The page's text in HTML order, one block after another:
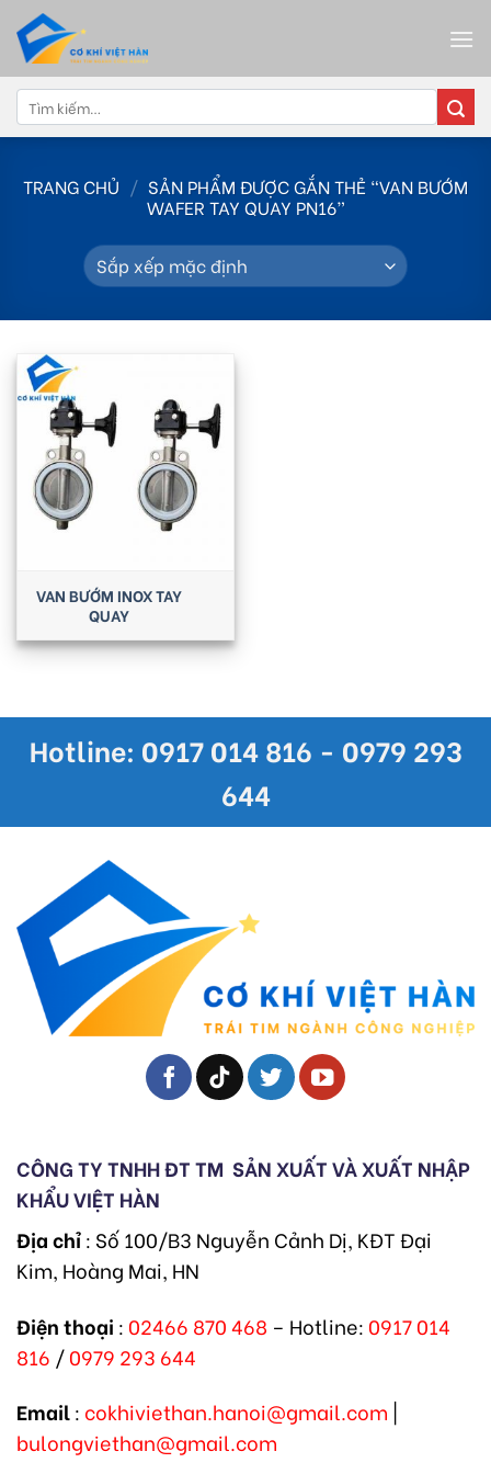
content
Tìm
kiếm:
TRANG CHỦ / SẢN PHẨM ĐƯỢC GẮN THẺ “VAN BƯỚM
WAFER TAY QUAY PN16”
VAN BƯỚM INOX TAY
QUAY
Hotline: 0917 014 816 - 0979 293
644
CÔNG TY TNHH ĐT TM SẢN XUẤT VÀ XUẤT NHẬP
KHẨU VIỆT HÀN
Địa chỉ: Số 100/B3 Nguyễn Cảnh Dị, KĐT Đại
Kim, Hoàng Mai, HN
Điện thoại : 02466 870 468 – Hotline: 0917 014
816 /0979 293 644
Email: cokhiviethan.hanoi@gmail.com
bulongviethan@gmail.com